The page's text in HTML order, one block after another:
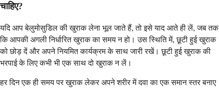
चाहिए?
यदि आप बेलुमोसुडिल की खुराक लेना भूल जाते हैं, तो इसे याद आते ही लें, जब तक
कि आपकी अगली निर्धारित खुराक का समय न हो। उस स्थिति में, छूटी हुई खुराक
को छोड़ दें और अपने नियमित कार्यक्रम के साथ जारी रखें। छूटी हुई खुराक की
भरपाई के लिए कभी भी एक साथ दो खुराक न लें।
हर दिन एक ही समय पर खुराक लेकर अपने शरीर में दवा का एक समान स्तर बनाए